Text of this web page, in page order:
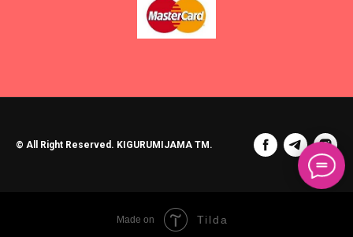
© All Right Reserved. KIGURUMIJAMA TM.
Made on Tilda